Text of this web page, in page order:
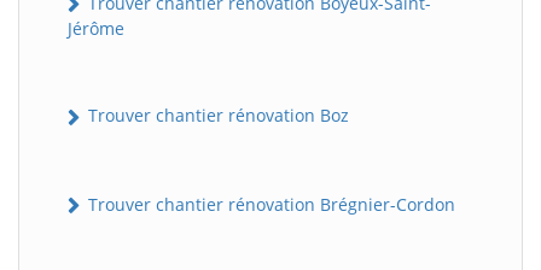
Jérôme
Trouver chantier rénovation Boz
Trouver chantier rénovation Brégnier-Cordon